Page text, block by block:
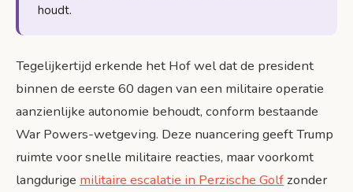
houdt.
Tegelijkertijd erkende het Hof wel dat de president
binnen de eerste 60 dagen van een militaire operatie
aanzienlijke autonomie behoudt, conform bestaande
War Powers-wetgeving. Deze nuancering geeft Trump
ruimte voor snelle militaire reacties, maar voorkomt
langdurige militaire escalatie in Perzische Golf zonder